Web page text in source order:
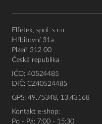
Elfetex, spol. s r.o.
Hřbitovní 31a
Plzeň 312 00
Česká republika
IČO: 40524485
DIČ: CZ40524485
GPS: 49.75348, 13.43168
Kontakt e-shop:
Po - Pá: 7:00 - 15:30